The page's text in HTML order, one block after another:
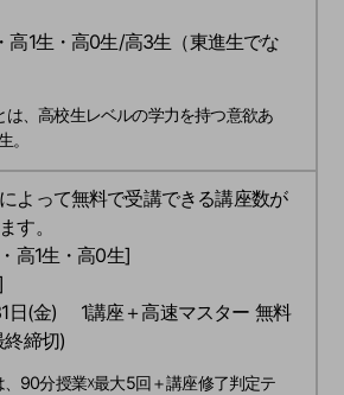
高1生・高0生/高3生（東進生でな
は、高校生レベルの学力を持つ意欲あ
。
よって無料で受講できる講座数が
す。
高1生・高0生]
日(金) 1講座＋高速マスター 無料
締切)
、90分授業☓最大5回＋講座修了判定テ